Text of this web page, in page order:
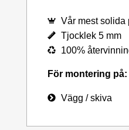
Vår mest solida
Tjocklek 5 mm
100%
För montering på:
Vägg / skiva